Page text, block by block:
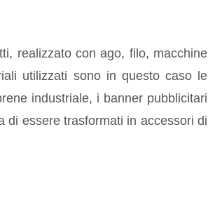
realizzato con ago, filo, macchine
utilizzati sono in questo caso le
industriale, i banner pubblicitari
di essere trasformati in accessori di